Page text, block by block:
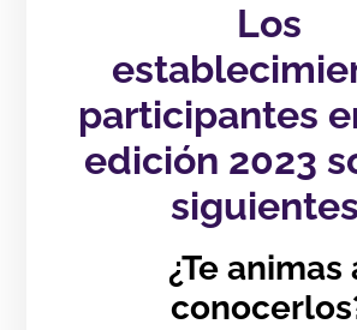
Los
participantes
edición 2023
¿Te animas